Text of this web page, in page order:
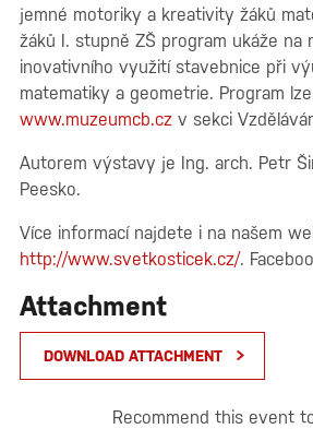
jemné motoriky a kreativity žáků
žáků I. stupně ZŠ program ukáže na
inovativního využití stavebnice při
matematiky a geometrie. Program
www.muzeumcb.cz v sekci
Autorem výstavy je Ing. arch. Petr
Peesko.
Více informací najdete i na našem
http://www.svetkosticek.cz/.
Attachment
DOWNLOAD ATTACHMENT
Recommend this event